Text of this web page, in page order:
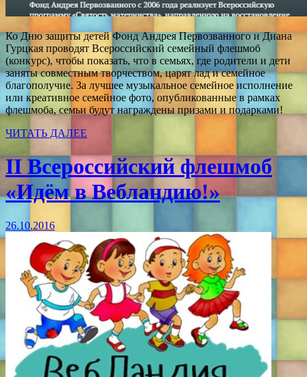
Ко Дню защиты детей Фонд Андрея Первозванного и Диана
Гурцкая проводят Всероссийский семейный флешмоб
(конкурс), чтобы показать, что в семьях, где родители и дети
заняты совместным творчеством, царят лад и семейное
благополучие. За лучшее музыкальное семейное исполнение
или креативное семейное фото, опубликованные в рамках
флешмоба, семьи будут награждены призами и подарками!
ЧИТАТЬ ДАЛЕЕ
II Всероссийский флешмоб
«Идём в Вебландию!»
26.10.2016